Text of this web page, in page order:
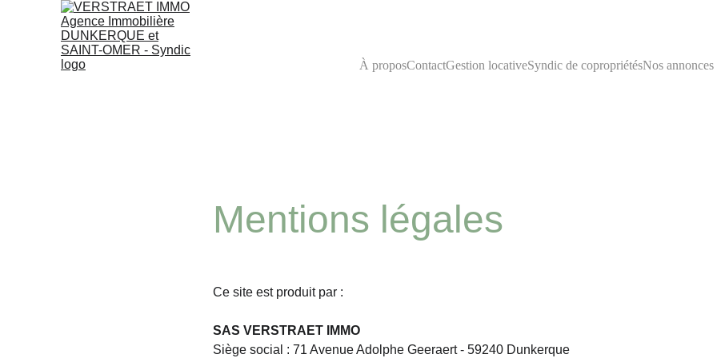
À proposContactGestion locativeSyndic de copropriétésNos annonces
Mentions légales
Ce site est produit par :
SAS VERSTRAET IMMO
Siège social : 71 Avenue Adolphe Geeraert - 59240 Dunkerque